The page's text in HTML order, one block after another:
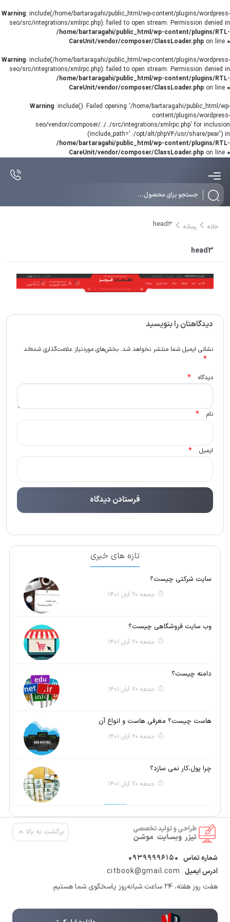
Warning: include(/home/bartaragahi/public_html/wp-content/plugins/wordpress-
seo/src/integrations/xmlrpc.php): failed to open stream: Permission denied in
/home/bartaragahi/public_html/wp-content/plugins/RTL-
CareUnit/vendor/composer/ClassLoader.php on line 0
Warning: include(/home/bartaragahi/public_html/wp-content/plugins/wordpress-
seo/src/integrations/xmlrpc.php): failed to open stream: Permission denied in
/home/bartaragahi/public_html/wp-content/plugins/RTL-
CareUnit/vendor/composer/ClassLoader.php on line 0
Warning: include(): Failed opening '/home/bartaragahi/public_html/wp-
content/plugins/wordpress-
seo/vendor/composer/../../src/integrations/xmlrpc.php' for inclusion
(include_path='.:/opt/alt/php74/usr/share/pear') in
/home/bartaragahi/public_html/wp-content/plugins/RTL-
CareUnit/vendor/composer/ClassLoader.php on line 0
خانه رسانه head3
head3
دیدگاهتان را بنویسید
نشانی ایمیل شما منتشر نخواهد شد. بخش‌های موردنیاز علامت‌گذاری شده‌اند
*
دیدگاه *
نام *
ایمیل *
تازه های خبری
سایت شرکتی چیست؟
جمعه 20 آبان 1401
وب سایت فروشگاهی چیست؟
جمعه 20 آبان 1401
دامنه چیست؟
جمعه 20 آبان 1401
هاست چیست؟ معرفی هاست و انواع آن
جمعه 20 آبان 1401
چرا پول،کار نمی سازد؟
جمعه 20 آبان 1401
برگشت به بالا
شماره تماس 09399996150
آدرس ایمیل citbook@gmail.com
هفت روز هفته، ۲۴ ساعت شبانه‌روز پاسخگوی شما هستیم.